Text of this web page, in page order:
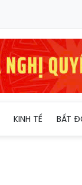
KINH TẾ BẤT